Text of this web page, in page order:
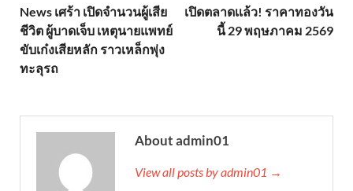
News เศร้า เปิดจำนวนผู้เสีย
ชีวิต ผู้บาดเจ็บ เหตุนายแพทย์
ขับเก๋งเสียหลัก ราวเหล็กพุ่ง
ทะลุรถ
เปิดตลาดเเล้ว! ราคาทองวัน
นี้ 29 พฤษภาคม 2569
About admin01
View all posts by admin01 →